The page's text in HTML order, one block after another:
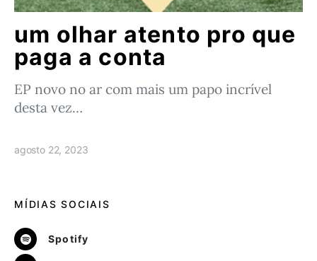
um olhar atento pro que
paga a conta
EP novo no ar com mais um papo incrível
desta vez…
agosto 22, 2023
MÍDIAS SOCIAIS
Spotify